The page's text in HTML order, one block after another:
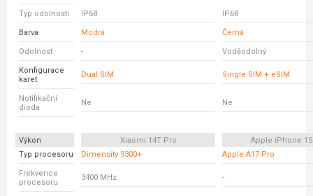
Typ odolnosti IP68 IP68
Barva Modrá Černá
Odolnost - Voděodolný
Konfigurace
karet
Dual SIM Single SIM + eSIM
Notifikační
dioda
Ne Ne
Výkon Xiaomi 14T Pro
Apple iPhone
Typ procesoru
Dimensity 9300+ Apple A17 Pro
Frekvence
procesoru
3400 MHz -